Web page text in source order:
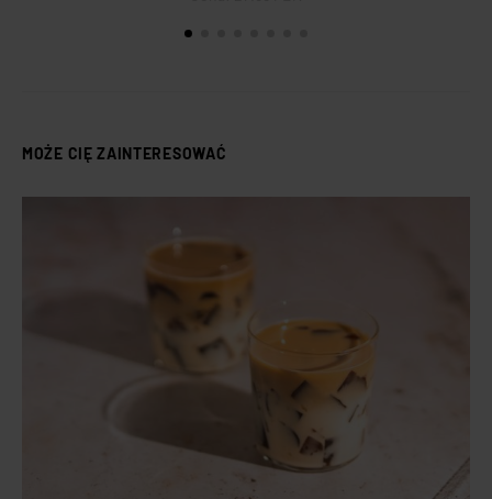
MOŻE CIĘ ZAINTERESOWAĆ